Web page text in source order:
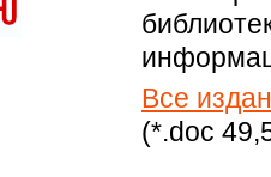
Все
(*.doc